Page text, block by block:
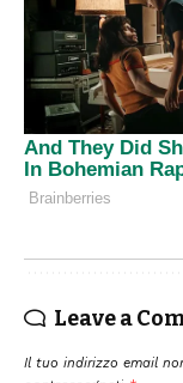
Leave a
Il tuo indirizzo email